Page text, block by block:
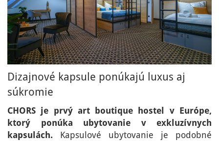
Dizajnové kapsule ponúkajú luxus aj
súkromie
CHORS je prvý art boutique hostel v Európe,
ktorý ponúka ubytovanie v exkluzívnych
kapsulách. Kapsulové ubytovanie je podobné